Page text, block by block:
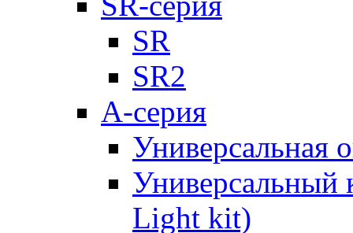
SR
SR2
А-серия
Универсальная
Универсальный
Light kit)